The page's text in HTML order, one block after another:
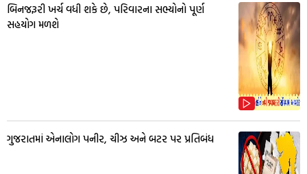
બિનજરૂરી ખર્ચ વધી શકે છે, પરિવારના સભ્યોનો પૂર્ણ
સહયોગ મળશે
ગુજરાતમાં એનાલોગ પનીર, ચીઝ અને બટર પર પ્રતિબંધ